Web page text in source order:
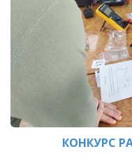
КОНКУРС